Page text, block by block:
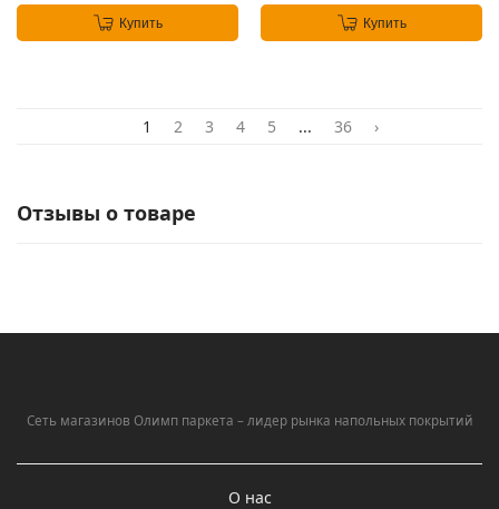
Купить Купить
1 2 3 4 5 ... 36 ›
Отзывы о товаре
Сеть магазинов Олимп паркета – лидер рынка напольных покрытий
О нас